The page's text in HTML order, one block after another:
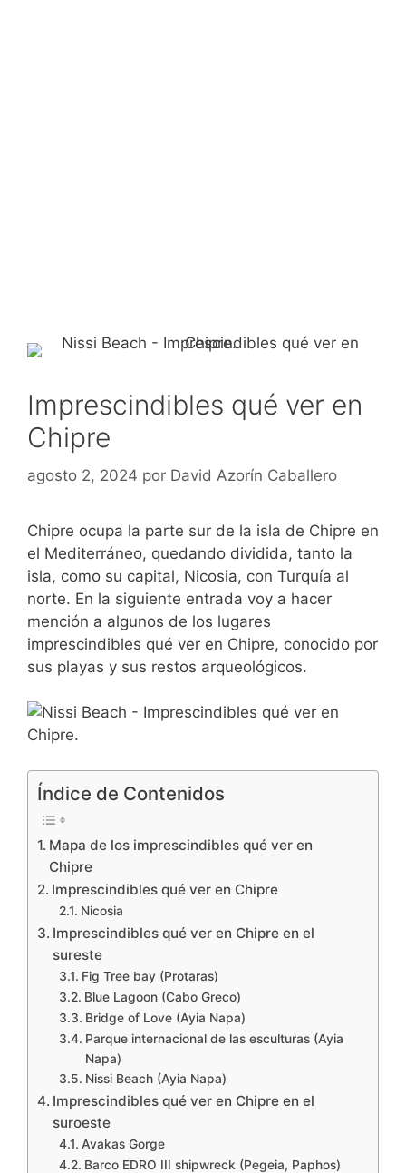
Imprescindibles qué ver en
Chipre
agosto 2, 2024 por David Azorín Caballero
Chipre ocupa la parte sur de la isla de Chipre en
el Mediterráneo, quedando dividida, tanto la
isla, como su capital, Nicosia, con Turquía al
norte. En la siguiente entrada voy a hacer
mención a algunos de los lugares
imprescindibles qué ver en Chipre, conocido por
sus playas y sus restos arqueológicos.
Índice de Contenidos
Mapa de los imprescindibles qué ver en
Chipre
Imprescindibles qué ver en Chipre
Nicosia
Imprescindibles qué ver en Chipre en el
sureste
Fig Tree bay (Protaras)
Blue Lagoon (Cabo Greco)
Bridge of Love (Ayia Napa)
Parque internacional de las esculturas (Ayia
Napa)
Nissi Beach (Ayia Napa)
Imprescindibles qué ver en Chipre en el
suroeste
Avakas Gorge
Barco EDRO III shipwreck (Pegeia, Paphos)